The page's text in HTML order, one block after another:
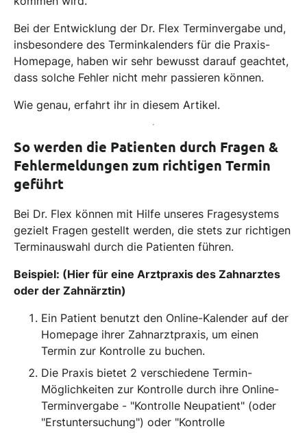
Bei der Entwicklung der Dr. Flex Terminvergabe und,
insbesondere des Terminkalenders für die Praxis-
Homepage, haben wir sehr bewusst darauf geachtet,
dass solche Fehler nicht mehr passieren können.
Wie genau, erfahrt ihr in diesem Artikel.
So werden die Patienten durch Fragen &
Fehlermeldungen zum richtigen Termin
geführt
Bei Dr. Flex können mit Hilfe unseres Fragesystems
gezielt Fragen gestellt werden, die stets zur richtigen
Terminauswahl durch die Patienten führen.
Beispiel: (Hier für eine Arztpraxis des Zahnarztes
oder der Zahnärztin)
Ein Patient benutzt den Online-Kalender auf der
Homepage ihrer Zahnarztpraxis, um einen
Termin zur Kontrolle zu buchen.
Die Praxis bietet 2 verschiedene Termin-
Möglichkeiten zur Kontrolle durch ihre Online-
Terminvergabe - "Kontrolle Neupatient" (oder
"Erstuntersuchung") oder "Kontrolle